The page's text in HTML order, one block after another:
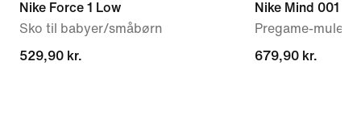
Nike Force 1 Low
Sko til babyer/småbørn
529,90 kr.
529,90 kr.
Nike Mind 001
Pregame-mules
679,90 kr.
679,90 kr.